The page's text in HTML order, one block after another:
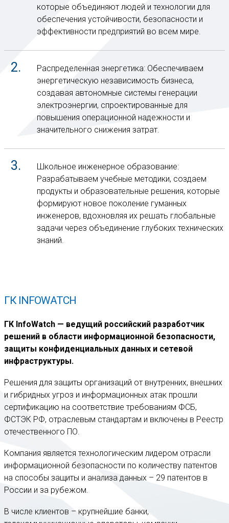
которые объединяют людей и технологии для
обеспечения устойчивости, безопасности и
эффективности предприятий во всем мире.
Распределенная энергетика: Обеспечиваем
энергетическую независимость бизнеса,
создавая автономные системы генерации
электроэнергии, спроектированные для
повышения операционной надежности и
значительного снижения затрат.
Школьное инженерное образование:
Разрабатываем учебные методики, создаем
продукты и образовательные решения, которые
формируют новое поколение гуманных
инженеров, вдохновляя их решать глобальные
задачи через объединение глубоких технических
знаний.
ГК INFOWATCH
ГК InfoWatch — ведущий российский разработчик
решений в области информационной безопасности,
защиты конфиденциальных данных и сетевой
инфраструктуры.
Решения для защиты организаций от внутренних, внешних
и гибридных угроз и информационных атак прошли
сертификацию на соответствие требованиям ФСБ,
ФСТЭК РФ, отраслевым стандартам и включены в Реестр
отечественного ПО.
Компания является технологическим лидером отрасли
информационной безопасности по количеству патентов
на способы защиты и анализа данных – 29 патентов в
России и за рубежом.
В числе клиентов – крупнейшие банки,